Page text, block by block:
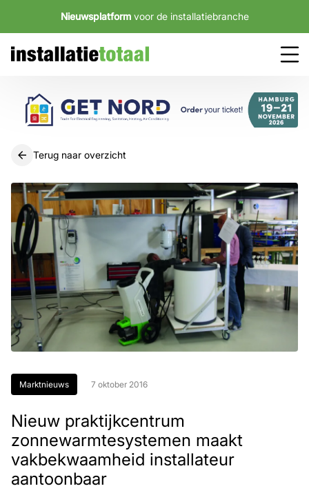
Nieuwsplatform voor de installatiebranche
Terug naar overzicht
Marktnieuws 7 oktober 2016
Nieuw praktijkcentrum
zonnewarmtesystemen maakt
vakbekwaamheid installateur
aantoonbaar